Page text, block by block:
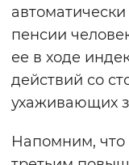
пенсии
ее в ходе
действий со
ухаживающих
Напомним, что